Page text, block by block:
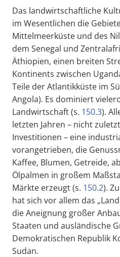
Das landwirtschaftliche
im Wesentlichen die
Mittelmeerküste und des
dem Senegal und
Äthiopien, einen breiten
Kontinents zwischen
Teile der Atlantikküste im
Angola). Es dominiert
Landwirtschaft (s. 150.3).
letzten Jahren – nicht
Investitionen – eine
vorangetrieben, die
Kaffee, Blumen, Getreide,
Ölpalmen in großem
Märkte erzeugt (s. 150.2).
hat sich vor allem das
die Aneignung großer
Staaten und ausländische
Demokratischen Republik
Sudan.